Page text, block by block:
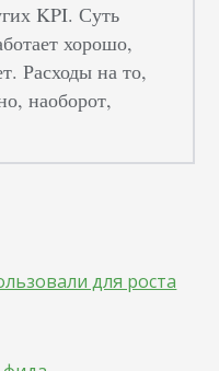
KPI. Суть
хорошо,
Расходы на то,
наоборот,
для роста